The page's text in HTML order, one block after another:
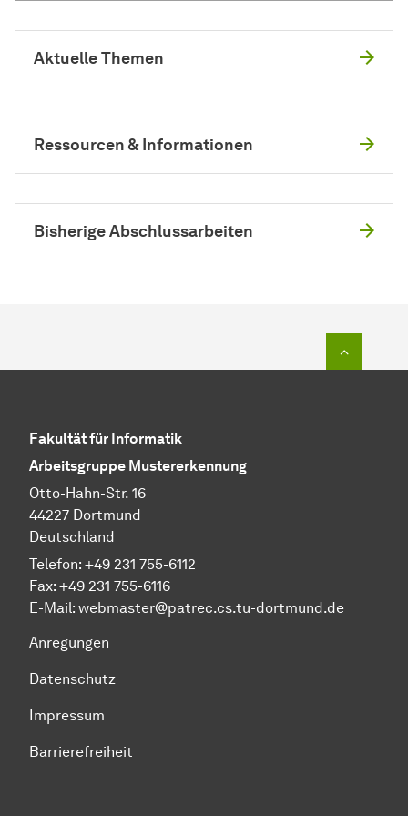
Aktuelle Themen
Ressourcen & Informationen
Bisherige Abschlussarbeiten
Fakultät für Informatik
Arbeitsgruppe Mustererkennung
Otto-Hahn-Str. 16
44227 Dortmund
Deutschland
Telefon: +49 231 755-6112
Fax: +49 231 755-6116
E-Mail: webmaster@patrec.cs.tu-dortmund.de
Anregungen
Datenschutz
Impressum
Barrierefreiheit